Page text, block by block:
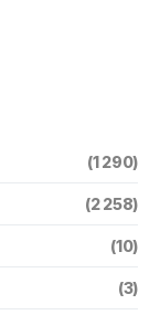
(1 290)
(2 258)
(10)
(3)